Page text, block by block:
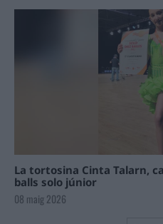
La tortosina Cinta Talarn,
balls solo júnior
08 maig 2026